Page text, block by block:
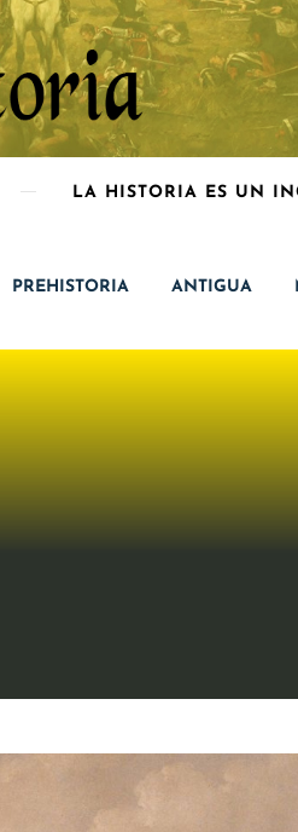
LA HISTORIA ES UN
PREHISTORIA ANTIGUA